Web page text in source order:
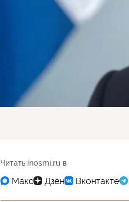
Читать inosmi.ru в